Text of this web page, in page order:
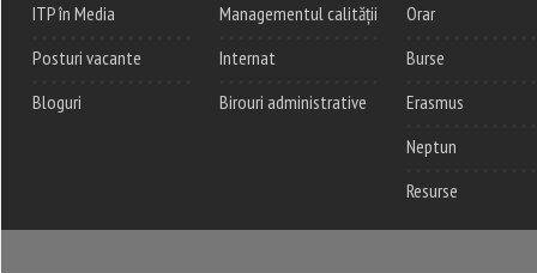
ITP în Media
Posturi vacante
Bloguri
Managementul calității
Internat
Birouri administrative
Orar
Burse
Erasmus
Neptun
Resurse